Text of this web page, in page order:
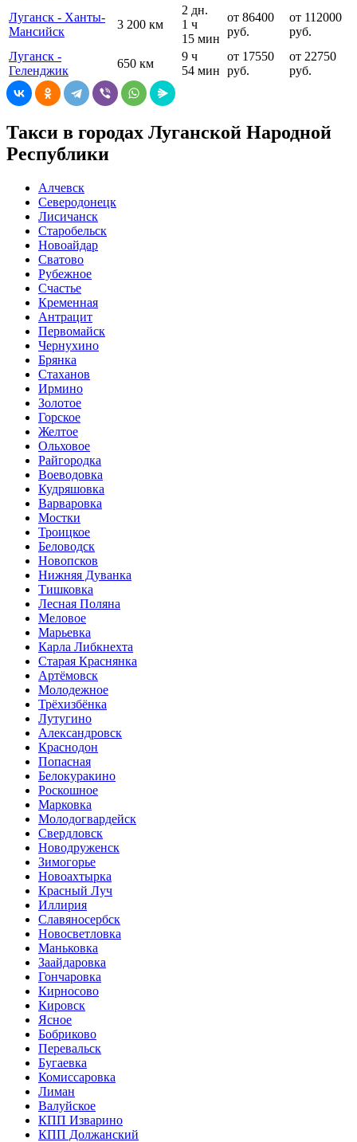
Луганск - Ханты-
Мансийск
3 200 км
2 дн.
1 ч
15 мин
от 86400
руб.
от 112000
руб.
Луганск -
Геленджик
650 км
9 ч
54 мин
от 17550
руб.
от 22750
руб.
Такси в городах Луганской Народной
Республики
Алчевск
Северодонецк
Лисичанск
Старобельск
Новоайдар
Сватово
Рубежное
Счастье
Кременная
Антрацит
Первомайск
Чернухино
Брянка
Стаханов
Ирмино
Золотое
Горское
Желтое
Ольховое
Райгородка
Воеводовка
Кудряшовка
Варваровка
Мостки
Троицкое
Беловодск
Новопсков
Нижняя Дуванка
Тишковка
Лесная Поляна
Меловое
Марьевка
Карла Либкнехта
Старая Краснянка
Артёмовск
Молодежное
Трёхизбёнка
Лутугино
Александровск
Краснодон
Попасная
Белокуракино
Роскошное
Марковка
Молодогвардейск
Свердловск
Новодруженск
Зимогорье
Новоахтырка
Красный Луч
Иллирия
Славяносербск
Новосветловка
Маньковка
Заайдаровка
Гончаровка
Кирносово
Кировск
Ясное
Бобриково
Перевальск
Бугаевка
Комиссаровка
Лиман
Валуйское
КПП Изварино
КПП Должанский